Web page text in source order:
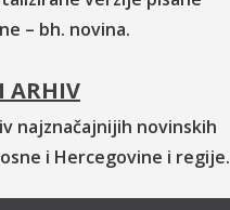
– bh. novina.
ARHIV
najznačajnijih novinskih
i Hercegovine i regije.